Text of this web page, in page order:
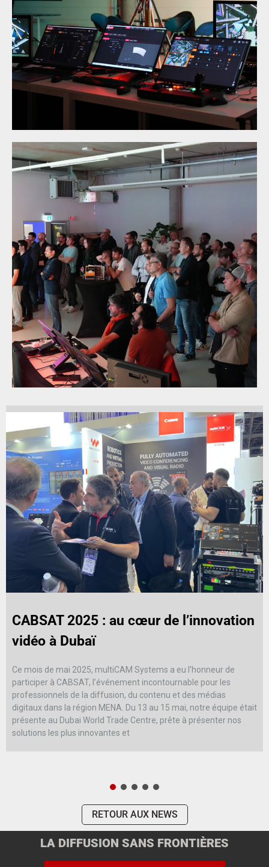
CABSAT 2025 : au cœur de l’innovation
vidéo à Dubaï
Ce mois de mai 2025, multiCAM Systems a eu l’honneur de
participer à CABSAT, l’événement incontournable pour les
professionnels de la diffusion, du contenu et des médias
digitaux dans la région MENA. Du 13 au 15 mai, notre équipe était
présente au Dubai World Trade Centre, prête à présenter nos
solutions les plus innovantes et
RETOUR AUX NEWS
LA DIFFUSION SANS FRONTIÈRES